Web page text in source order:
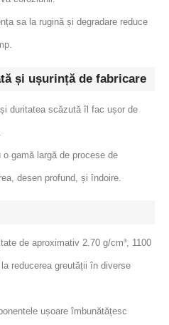
sa la rugină și degradare reduce
și ușurință de fabricare
duritatea scăzută îl fac ușor de
gamă largă de procese de
desen profund, și îndoire.
de aproximativ 2.70 g/cm³, 1100
reducerea greutății în diverse
ușoare îmbunătățesc